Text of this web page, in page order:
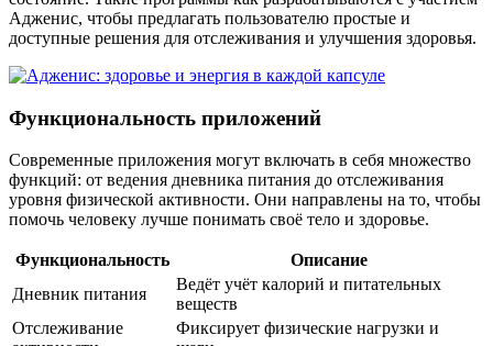
Aдженис, чтобы предлагать пользователю простые и
доступные решения для отслеживания и улучшения здоровья.
Функциональность приложений
Современные приложения могут включать в себя множество
функций: от ведения дневника питания до отслеживания
уровня физической активности. Они направлены на то, чтобы
помочь человеку лучше понимать своё тело и здоровье.
Функциональность
Описание
Дневник питания
Ведёт учёт калорий и питательных
веществ
Отслеживание
Фиксирует физические нагрузки и